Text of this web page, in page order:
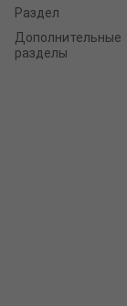
Раздел
Дополнительные
разделы